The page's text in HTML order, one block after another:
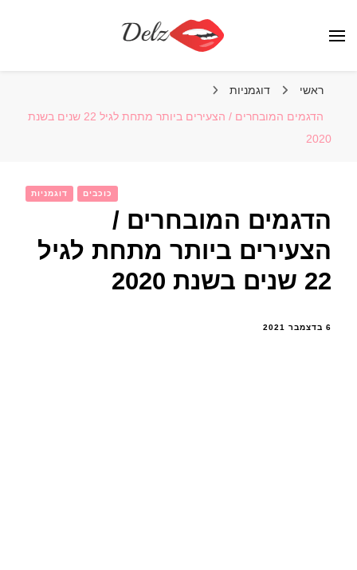
ראשי דוגמניות
הדגמים המובחרים / הצעירים ביותר מתחת לגיל 22 שנים בשנת
2020
דוגמניות כוכבים
הדגמים המובחרים /
הצעירים ביותר מתחת לגיל
22 שנים בשנת 2020
6 בדצמבר 2021